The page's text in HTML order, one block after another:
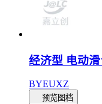
经济型 电动
BYEUXZ
预览图档